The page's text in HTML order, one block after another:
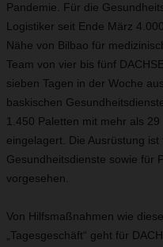
Pandemie. Für die
Logistiker seit Ende März
Nähe von Bilbao für
Team von vier bis fünf
sieben Tagen in der Woche
baskischen
1.450 Paletten mit mehr als
eingelagert. Die Ausrüstung
Gesundheitsdienste sowie für
vorgesehen.
Von Hilfsmaßnahmen wie
„Tagesgeschäft“ geht für